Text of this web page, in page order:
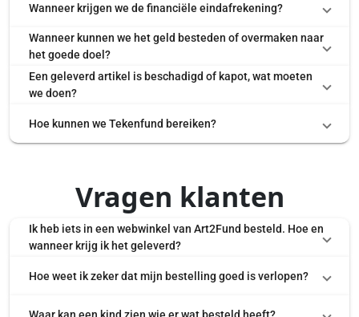
Wanneer krijgen we de financiële eindafrekening?
Wanneer kunnen we het geld besteden of overmaken naar
het goede doel?
Een geleverd artikel is beschadigd of kapot, wat moeten
we doen?
Hoe kunnen we Tekenfund bereiken?
Vragen klanten
Ik heb iets in een webwinkel van Art2Fund besteld. Hoe en
wanneer krijg ik het geleverd?
Hoe weet ik zeker dat mijn bestelling goed is verlopen?
Waar kan een kind zien wie er wat besteld heeft?